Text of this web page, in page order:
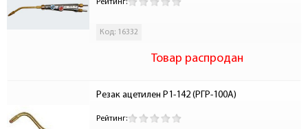
Рейтинг:
Код: 16332
Товар распродан
Резак ацетилен Р1-142 (РГР-100А)
Рейтинг: